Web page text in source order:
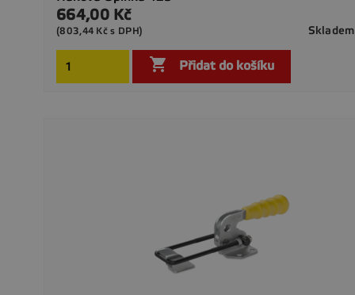
Cena
664,00 Kč
Skladem
(803,44 Kč s DPH)
 Přidat do košíku